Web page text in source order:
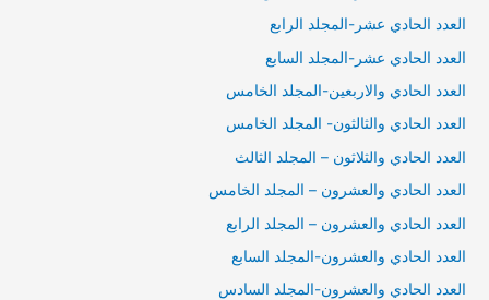
العدد الحادي عشر-المجلد الرابع
العدد الحادي عشر-المجلد السابع
العدد الحادي والاربعين-المجلد الخامس
العدد الحادي والثالثون- المجلد الخامس
العدد الحادي والثلاثون – المجلد الثالث
العدد الحادي والعشرون – المجلد الخامس
العدد الحادي والعشرون – المجلد الرابع
العدد الحادي والعشرون-المجلد السابع
العدد الحادي والعشرون-المجلد السادس